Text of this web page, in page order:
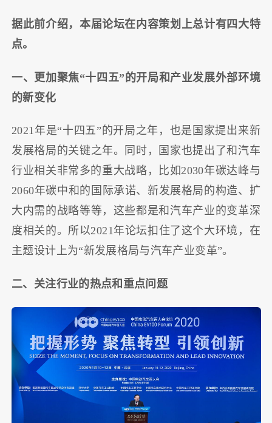
据此前介绍，本届论坛在内容策划上总计有四大特
点。
一、更加聚焦“十四五”的开局和产业发展外部环境
的新变化
2021年是“十四五”的开局之年，也是国家提出来新
发展格局的关键之年。同时，国家也提出了和汽车
行业相关非常多的重大战略，比如2030年碳达峰与
2060年碳中和的国际承诺、新发展格局的构造、扩
大内需的战略等等，这些都是和汽车产业的变革深
度相关的。所以2021年论坛扣住了这个大环境，在
主题设计上为“新发展格局与汽车产业变革”。
二、关注行业的热点和重点问题